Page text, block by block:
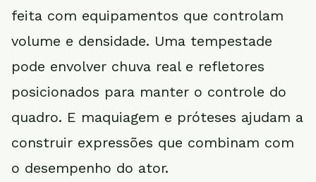
feita com equipamentos que controlam
volume e densidade. Uma tempestade
pode envolver chuva real e refletores
posicionados para manter o controle do
quadro. E maquiagem e próteses ajudam a
construir expressões que combinam com
o desempenho do ator.